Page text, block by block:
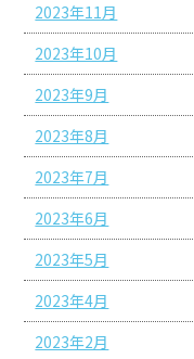
2023年11月
2023年10月
2023年9月
2023年8月
2023年7月
2023年6月
2023年5月
2023年4月
2023年2月